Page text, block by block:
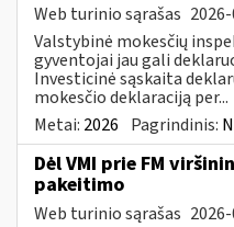
Web turinio sąrašas
Valstybinė mokesčių
gyventojai jau gali
Investicinė sąskaita
mokesčio deklaraciją per...
Metai: 2026 Pagrindinis:
Dėl VMI prie FM
pakeitimo
Web turinio sąrašas